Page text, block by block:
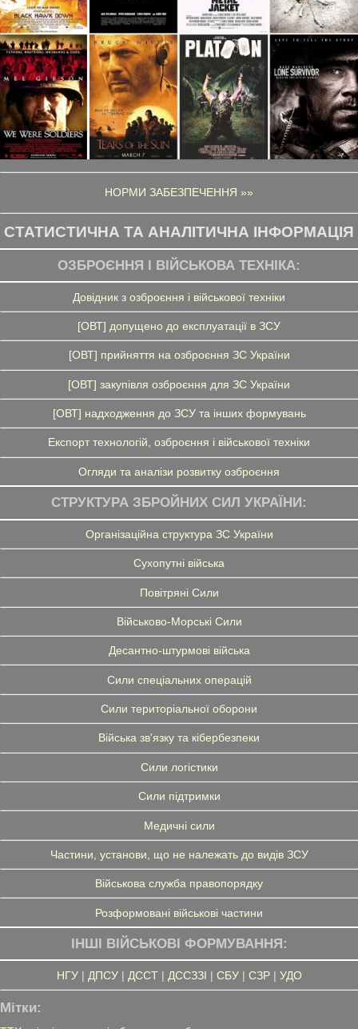
НОРМИ ЗАБЕЗПЕЧЕННЯ »»
СТАТИСТИЧНА ТА АНАЛІТИЧНА ІНФОРМАЦІЯ
ОЗБРОЄННЯ І ВІЙСЬКОВА ТЕХНІКА:
Довідник з озброєння і військової техніки
[ОВТ] допущено до експлуатації в ЗСУ
[ОВТ] прийняття на озброєння ЗС України
[ОВТ] закупівля озброєння для ЗС України
[ОВТ] надходження до ЗСУ та інших формувань
Експорт технологій, озброєння і військової техніки
Огляди та аналізи розвитку озброєння
СТРУКТУРА ЗБРОЙНИХ СИЛ УКРАЇНИ:
Організаційна структура ЗС України
Сухопутні війська
Повітряні Сили
Військово-Морські Сили
Десантно-штурмові війська
Сили спеціальних операцій
Сили територіальної оборони
Війська зв'язку та кібербезпеки
Сили логістики
Сили підтримки
Медичні сили
Частини, установи, що не належать до видів ЗСУ
Військова служба правопорядку
Розформовані військові частини
ІНШІ ВІЙСЬКОВІ ФОРМУВАННЯ:
НГУ| ДПСУ| ДССТ| ДССЗЗІ | СБУ| СЗР| УДО
Мітки: